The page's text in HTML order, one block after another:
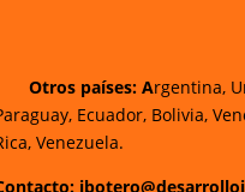
Otros países: Argentina,
Ecuador, Bolivia,
Venezuela.